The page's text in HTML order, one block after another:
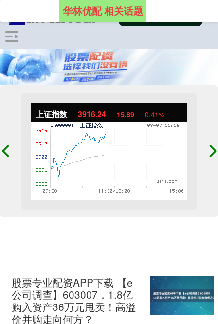
上证指数 3916.24 15.89 0.41%
华林优配 相关话题
股票专业配资APP下载 【e
公司调查】603007，1.8亿
购入资产36万元甩卖！高溢
价并购走向何方？